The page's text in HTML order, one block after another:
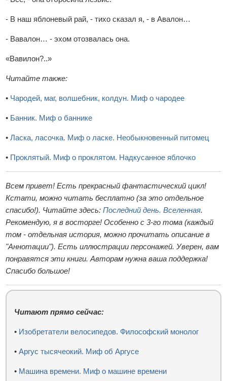
- В наш яблоневый рай, - тихо сказал я, - в Авалон…
- Вавалон… - эхом отозвалась она.
«Вавилон?..»
Читайте также:
• Чародей, маг, волшебник, колдун. Миф о чародее
• Банник. Миф о баннике
•Ласка, ласочка. Миф о ласке. Необыкновенный питомец
• Проклятый. Миф о проклятом. Надкусанное яблочко
Всем привет! Есть прекрасный фантастический цикл!
Кстати, можно читать бесплатно (за это отдельное
спасибо!). Читайте здесь:Последний день. Вселенная.
Рекомендую, я в восторге! Особенно с 3-го тома (каждый
том - отдельная история, можно прочитать описание в
"Аннотации"). Есть иллюстрации персонажей. Уверен, вам
понравятся эти книги. Авторам нужна ваша поддержка!
Спасибо большое!
Читают прямо сейчас:
• Изобретатели велосипедов. Философский монолог
•Аргус тысячеокий. Миф об Аргусе
• Машина времени. Миф о машине времени